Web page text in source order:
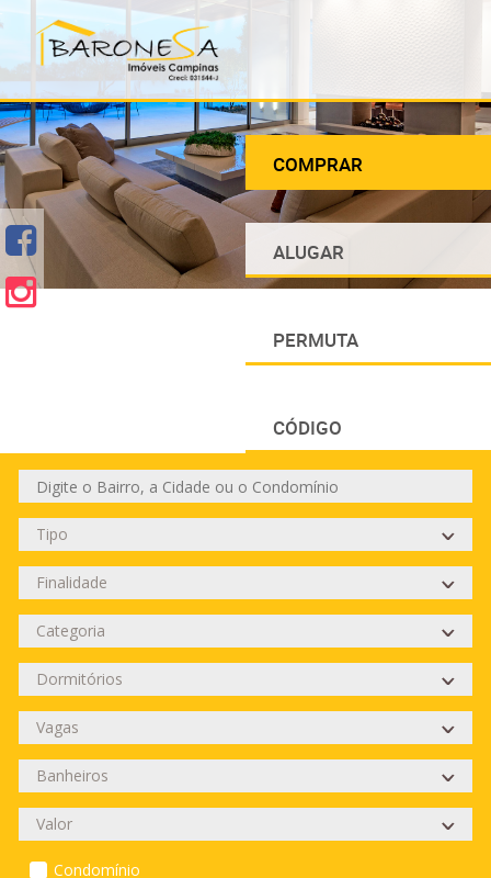
COMPRAR
ALUGAR
PERMUTA
CÓDIGO
Condomínio